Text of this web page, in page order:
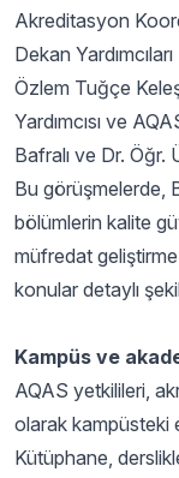
Akreditasyon
Dekan
Özlem Tuğçe
Yardımcısı ve
Bafralı ve Dr. Öğr.
Bu görüşmelerde,
bölümlerin kalite
müfredat geliştirme
konular detaylı
Kampüs ve
AQAS yetkilileri,
olarak kampüsteki
Kütüphane,